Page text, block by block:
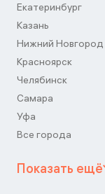
Екатеринбург
Казань
Нижний Новгород
Красноярск
Челябинск
Самара
Уфа
Все города
Показать ещё